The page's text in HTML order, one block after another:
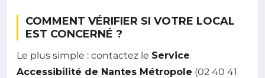
COMMENT VÉRIFIER SI VOTRE LOCAL
EST CONCERNÉ ?
Le plus simple : contactez le Service
Accessibilité de Nantes Métropole (02 40 41